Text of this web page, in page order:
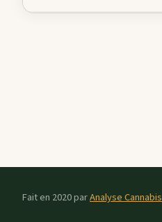
Fait en 2020 parAnalyse Cannabis